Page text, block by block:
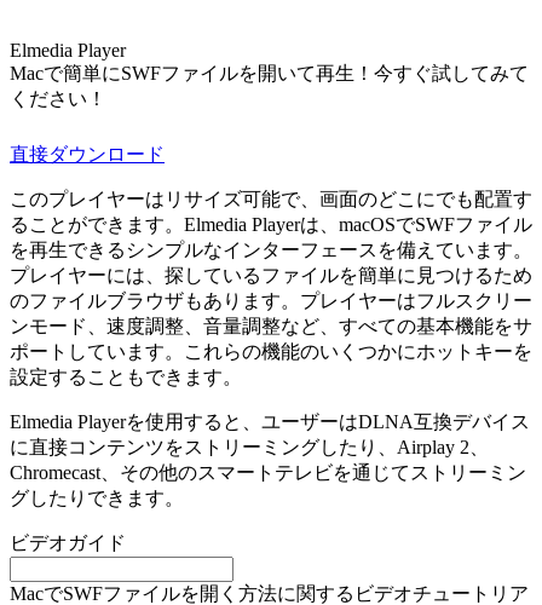
Elmedia Player
Macで簡単にSWFファイルを開いて再生！今すぐ試してみて
ください！
直接ダウンロード
このプレイヤーはリサイズ可能で、画面のどこにでも配置す
ることができます。Elmedia Playerは、macOSでSWFファイル
を再生できるシンプルなインターフェースを備えています。
プレイヤーには、探しているファイルを簡単に見つけるため
のファイルブラウザもあります。プレイヤーはフルスクリー
ンモード、速度調整、音量調整など、すべての基本機能をサ
ポートしています。これらの機能のいくつかにホットキーを
設定することもできます。
Elmedia Playerを使用すると、ユーザーはDLNA互換デバイス
に直接コンテンツをストリーミングしたり、Airplay 2、
Chromecast、その他のスマートテレビを通じてストリーミン
グしたりできます。
ビデオガイド
MacでSWFファイルを開く方法に関するビデオチュートリア